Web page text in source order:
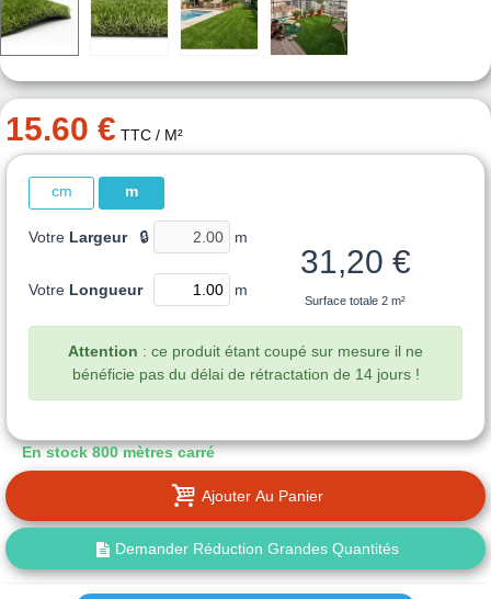
15.60 € TTC / M²
cm m
Votre Largeur 🔒 m
Votre Longueur m
31,20 €
Surface totale 2 m²
Attention : ce produit étant coupé sur mesure il ne
bénéficie pas du délai de rétractation de 14 jours !
En stock800 mètres carré
Ajouter Au Panier
Demander Réduction Grandes Quantités